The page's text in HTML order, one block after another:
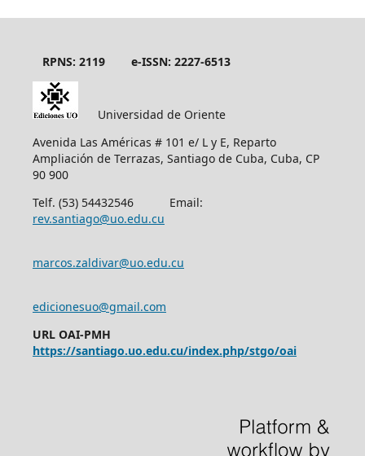
RPNS: 2119 e-ISSN: 2227-6513
Universidad de Oriente
Avenida Las Américas # 101 e/ L y E, Reparto
Ampliación de Terrazas, Santiago de Cuba, Cuba, CP
90 900
Telf. (53) 54432546 Email:
rev.santiago@uo.edu.cu
marcos.zaldivar@uo.edu.cu
edicionesuo@gmail.com
URL OAI-PMH
https://santiago.uo.edu.cu/index.php/stgo/oai